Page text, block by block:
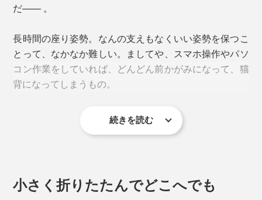
1. 本品を腰に装着
だ—— 。
長時間の座り姿勢。なんの支えもなくいい姿勢を保つこ
とって、なかなか難しい。ましてや、スマホ操作やパソ
コン作業をしていれば、どんどん前かがみになって、猫
背になってしまうもの。
「腰エアクッション」は、背骨のカーブにフィットして
続きを読む
小さく折りたたんでどこへでも